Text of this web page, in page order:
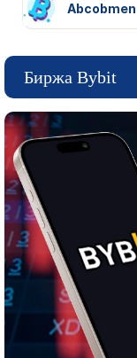
Abcobmen
Биржа Bybit